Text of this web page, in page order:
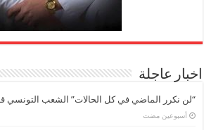
اخبار عاجلة
“لن نكرر الماضي في كل الحالات” الشعب التونسي
‏أسبوعين مضت